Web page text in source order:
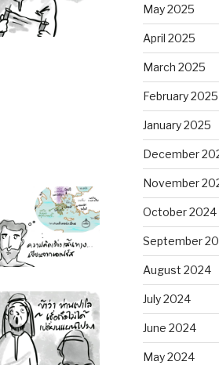
May 2025
April 2025
March 2025
February 2025
January 2025
December
November
October 2024
September
August 2024
July 2024
June 2024
May 2024